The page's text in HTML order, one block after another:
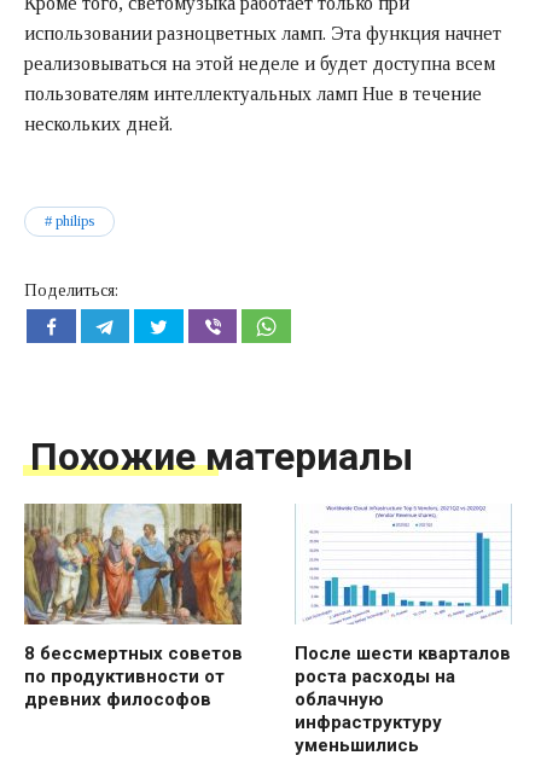
использовании разноцветных ламп. Эта функция начнет
реализовываться на этой неделе и будет доступна всем
пользователям интеллектуальных ламп Hue в течение
нескольких дней.
philips
Поделиться:
Похожие материалы
8 бессмертных советов
по продуктивности от
древних философов
После шести кварталов
роста расходы на
облачную
инфраструктуру
уменьшились